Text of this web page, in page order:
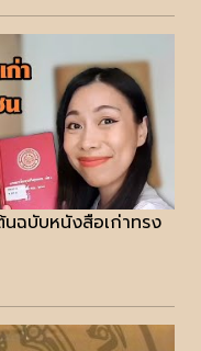
ฉบับหนังสือเก่าทรง